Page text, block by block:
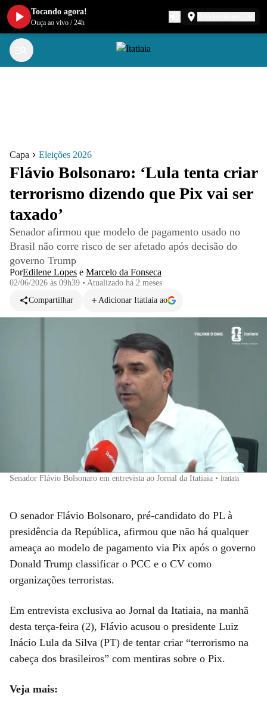
Capa Eleições 2026
Flávio Bolsonaro: ‘Lula tenta criar
terrorismo dizendo que Pix vai ser
taxado’
Senador afirmou que modelo de pagamento usado no
Brasil não corre risco de ser afetado após decisão do
governo Trump
PorEdilene Lopes e Marcelo da Fonseca
02/06/2026 às 09h39 • Atualizado há 2 meses
Compartilhar
Adicionar Itatiaia ao
Senador Flávio Bolsonaro em entrevista ao Jornal da Itatiaia • Itatiaia
O senador Flávio Bolsonaro, pré-candidato do PL à
presidência da República, afirmou que não há qualquer
ameaça ao modelo de pagamento via Pix após o governo
Donald Trump classificar o PCC e o CV como
organizações terroristas.
Em entrevista exclusiva ao Jornal da Itatiaia, na manhã
desta terça-feira (2), Flávio acusou o presidente Luiz
Inácio Lula da Silva (PT) de tentar criar “terrorismo na
cabeça dos brasileiros” com mentiras sobre o Pix.
Veja mais:
Tocando agora!
Ouça ao vivo /24h